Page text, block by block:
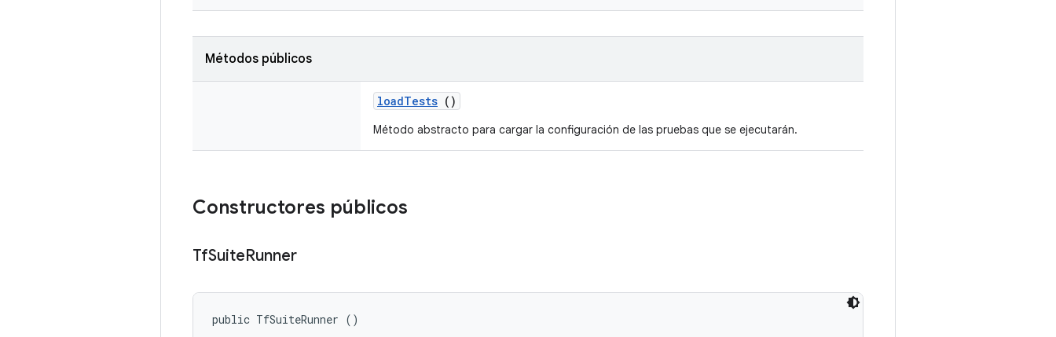
Métodos públicos
loadTests ()
Método abstracto para cargar la configuración de las pruebas que se ejecutarán.
Constructores públicos
TfSuiteRunner
public TfSuiteRunner ()